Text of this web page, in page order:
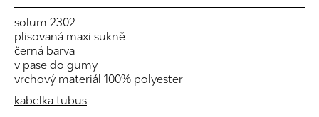
solum 2302
plisovaná maxi sukně
černá barva
v pase do gumy
vrchový materiál 100% polyester
kabelka tubus